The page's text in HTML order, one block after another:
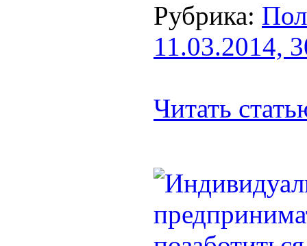
Рубрика:
11.03.2014,
Читать